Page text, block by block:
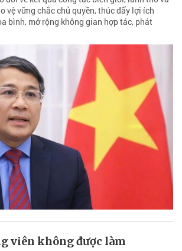
vệ vững chắc chủ quyền, thúc đẩy lợi ích
bình, mở rộng không gian hợp tác, phát
viên không được làm